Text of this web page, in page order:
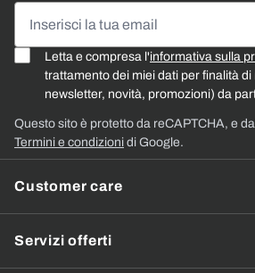
Customer care
Servizi offerti
Letta e compresa l'informativa sulla
trattamento dei miei dati per finalità
newsletter, novità, promozioni) da
Questo sito è protetto da reCAPTCHA, e
Termini e condizioni di Google.